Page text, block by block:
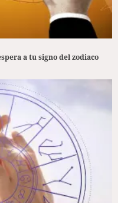
a tu signo del zodiaco